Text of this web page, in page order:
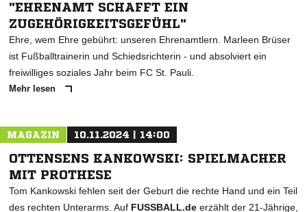
"EHRENAMT SCHAFFT EIN
ZUGEHÖRIGKEITSGEFÜHL"
Ehre, wem Ehre gebührt: unseren Ehrenamtlern. Marleen Brüser
ist Fußballtrainerin und Schiedsrichterin - und absolviert ein
freiwilliges soziales Jahr beim FC St. Pauli.
Mehr lesen
MAGAZIN 10.11.2024 | 14:00
OTTENSENS KANKOWSKI: SPIELMACHER
MIT PROTHESE
Tom Kankowski fehlen seit der Geburt die rechte Hand und ein Teil
des rechten Unterarms. Auf FUSSBALL.de erzählt der 21-Jährige,